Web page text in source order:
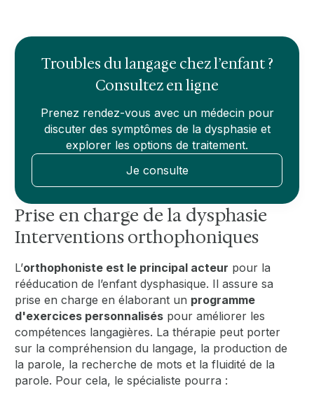
Troubles du langage chez l’enfant ?
Consultez en ligne
Prenez rendez-vous avec un médecin pour
discuter des symptômes de la dysphasie et
explorer les options de traitement.
Je consulte
Prise en charge de la dysphasie
Interventions orthophoniques
L’orthophoniste est le principal acteur pour la
rééducation de l’enfant dysphasique. Il assure sa
prise en charge en élaborant un programme
d'exercices personnalisés pour améliorer les
compétences langagières. La thérapie peut porter
sur la compréhension du langage, la production de
la parole, la recherche de mots et la fluidité de la
parole. Pour cela, le spécialiste pourra :